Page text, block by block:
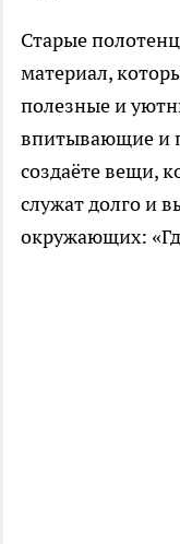
Старые
материал,
полезные и
впитывающие и
создаёте вещи,
служат долго и
окружающих: